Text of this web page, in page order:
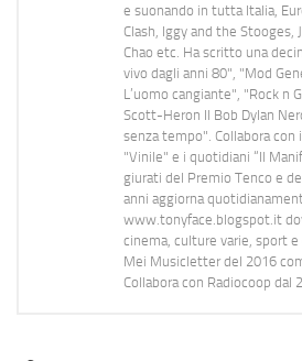
e suonando in tutta Italia,
Clash, Iggy and the Stooges,
Chao etc. Ha scritto una
vivo dagli anni 80", "Mod
L’uomo cangiante", "Rock n
Scott-Heron Il Bob Dylan
senza tempo". Collabora con i
"Vinile" e i quotidiani “Il
giurati del Premio Tenco e
anni aggiorna
www.tonyface.blogspot.it
cinema, culture varie, sport
Mei Musicletter del 2016
Collabora con Radiocoop dal